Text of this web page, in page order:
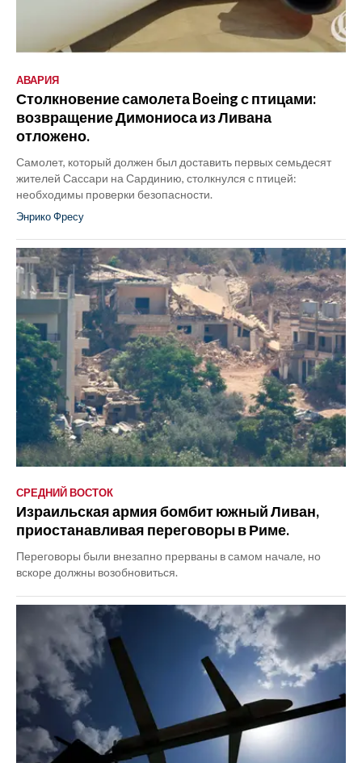
АВАРИЯ
Столкновение самолета Boeing с птицами:
возвращение Димониоса из Ливана
отложено.
Самолет, который должен был доставить первых семьдесят
жителей Сассари на Сардинию, столкнулся с птицей:
необходимы проверки безопасности.
Энрико Фресу
СРЕДНИЙ ВОСТОК
Израильская армия бомбит южный Ливан,
приостанавливая переговоры в Риме.
Переговоры были внезапно прерваны в самом начале, но
вскоре должны возобновиться.